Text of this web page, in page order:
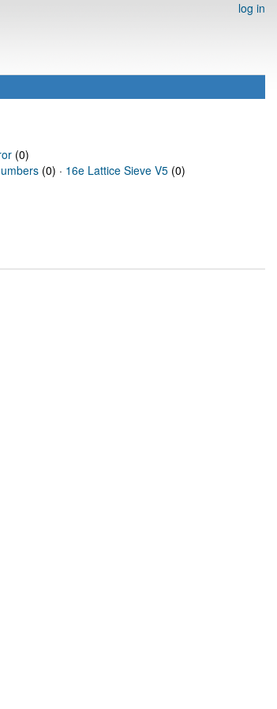
log in
(0)
(0) · 16e Lattice Sieve V5 (0)